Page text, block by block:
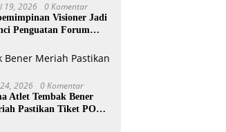
19, 2026 0 Komentar
Visioner Jadi
Penguatan Forum
2026 0 Komentar
Atlet Tembak Bener
Pastikan Tiket PORA